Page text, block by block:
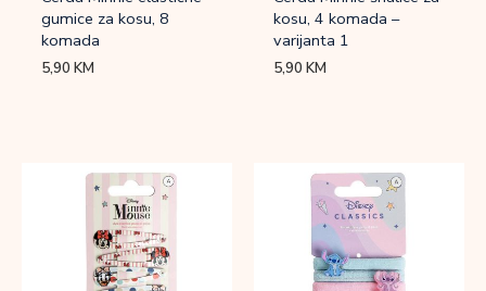
gumice za kosu, 8
komada
5,90KM
kosu, 4 komada –
varijanta 1
5,90KM